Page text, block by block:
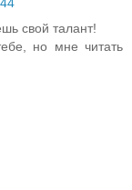
свой талант!
но мне читать